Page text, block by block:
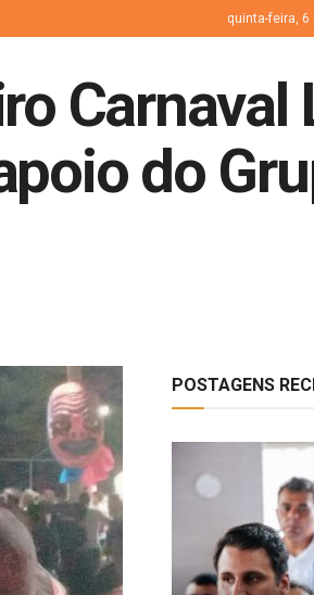
quinta-feira,
Carnaval
do
POSTAGENS